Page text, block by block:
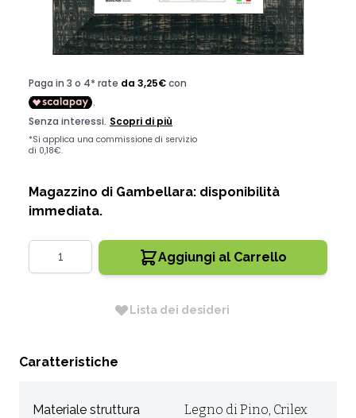
13,00 €
Magazzino di Gambellara: disponibilità
immediata.
Quantità
Aggiungi al Carrello
Lista dei desideri
Caratteristiche
Materiale struttura Legno di Pino, Crilex